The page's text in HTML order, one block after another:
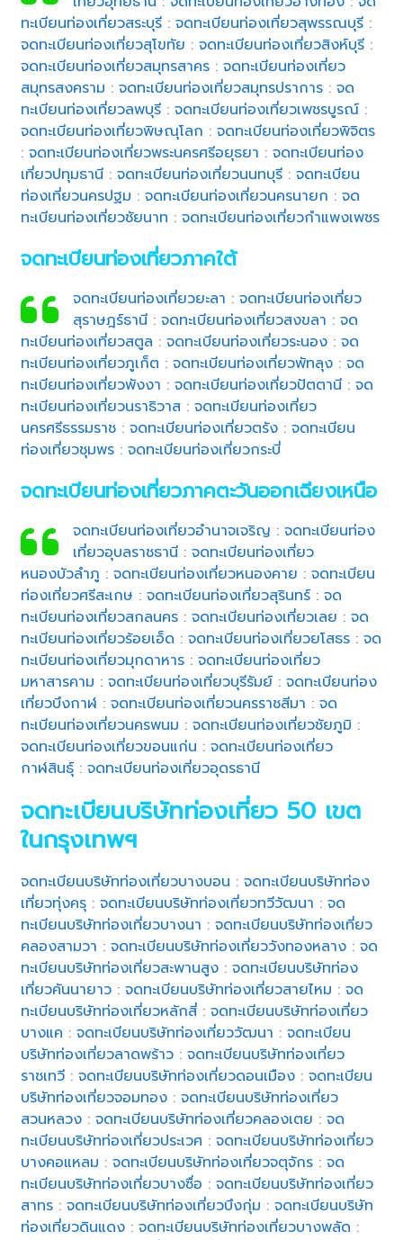
ทะเบียนท่องเที่ยวสระบุรี :จดทะเบียนท่องเที่ยวสุพรรณบุรี :
จดทะเบียนท่องเที่ยวสุโขทัย :จดทะเบียนท่องเที่ยวสิงห์บุรี :
จดทะเบียนท่องเที่ยวสมุทรสาคร :จดทะเบียนท่องเที่ยว
สมุทรสงคราม :จดทะเบียนท่องเที่ยวสมุทรปราการ :จด
ทะเบียนท่องเที่ยวลพบุรี :จดทะเบียนท่องเที่ยวเพชรบูรณ์ :
จดทะเบียนท่องเที่ยวพิษณุโลก :จดทะเบียนท่องเที่ยวพิจิตร
:จดทะเบียนท่องเที่ยวพระนครศรีอยุธยา :จดทะเบียนท่อง
เที่ยวปทุมธานี :จดทะเบียนท่องเที่ยวนนทบุรี :จดทะเบียน
ท่องเที่ยวนครปฐม :จดทะเบียนท่องเที่ยวนครนายก :จด
ทะเบียนท่องเที่ยวชัยนาท :จดทะเบียนท่องเที่ยวกำแพงเพชร
จดทะเบียนท่องเที่ยวภาคใต้
จดทะเบียนท่องเที่ยวยะลา : จดทะเบียนท่องเที่ยว
สุราษฎร์ธานี: จดทะเบียนท่องเที่ยวสงขลา : จด
ทะเบียนท่องเที่ยวสตูล :จดทะเบียนท่องเที่ยวระนอง :จด
ทะเบียนท่องเที่ยวภูเก็ต :จดทะเบียนท่องเที่ยวพัทลุง :จด
ทะเบียนท่องเที่ยวพังงา :จดทะเบียนท่องเที่ยวปัตตานี :จด
ทะเบียนท่องเที่ยวนราธิวาส :จดทะเบียนท่องเที่ยว
นครศรีธรรมราช :จดทะเบียนท่องเที่ยวตรัง :จดทะเบียน
ท่องเที่ยวชุมพร :จดทะเบียนท่องเที่ยวกระบี่
จดทะเบียนท่องเที่ยวภาคตะวันออกเฉียงเหนือ
จดทะเบียนท่องเที่ยวอำนาจเจริญ : จดทะเบียนท่อง
เที่ยวอุบลราชธานี: จดทะเบียนท่องเที่ยว
หนองบัวลำภู :จดทะเบียนท่องเที่ยวหนองคาย :จดทะเบียน
ท่องเที่ยวศรีสะเกษ :จดทะเบียนท่องเที่ยวสุรินทร์ :จด
ทะเบียนท่องเที่ยวสกลนคร :จดทะเบียนท่องเที่ยวเลย :จด
ทะเบียนท่องเที่ยวร้อยเอ็ด :จดทะเบียนท่องเที่ยวยโสธร :จด
ทะเบียนท่องเที่ยวมุกดาหาร :จดทะเบียนท่องเที่ยว
มหาสารคาม :จดทะเบียนท่องเที่ยวบุรีรัมย์ :จดทะเบียนท่อง
เที่ยวบึงกาฬ :จดทะเบียนท่องเที่ยวนครราชสีมา :จด
ทะเบียนท่องเที่ยวนครพนม :จดทะเบียนท่องเที่ยวชัยภูมิ :
จดทะเบียนท่องเที่ยวขอนแก่น :จดทะเบียนท่องเที่ยว
กาฬสินธุ์ :จดทะเบียนท่องเที่ยวอุดรธานี
จดทะเบียนบริษัทท่องเที่ยว 50 เขต
ในกรุงเทพฯ
จดทะเบียนบริษัทท่องเที่ยวบางบอน :จดทะเบียนบริษัทท่อง
เที่ยวทุ่งครุ :จดทะเบียนบริษัทท่องเที่ยวทวีวัฒนา :จด
ทะเบียนบริษัทท่องเที่ยวบางนา :จดทะเบียนบริษัทท่องเที่ยว
คลองสามวา :จดทะเบียนบริษัทท่องเที่ยววังทองหลาง :จด
ทะเบียนบริษัทท่องเที่ยวสะพานสูง :จดทะเบียนบริษัทท่อง
เที่ยวคันนายาว :จดทะเบียนบริษัทท่องเที่ยวสายไหม :จด
ทะเบียนบริษัทท่องเที่ยวหลักสี่ :จดทะเบียนบริษัทท่องเที่ยว
บางแค :จดทะเบียนบริษัทท่องเที่ยววัฒนา :จดทะเบียน
บริษัทท่องเที่ยวลาดพร้าว :จดทะเบียนบริษัทท่องเที่ยว
ราชเทวี :จดทะเบียนบริษัทท่องเที่ยวดอนเมือง :จดทะเบียน
บริษัทท่องเที่ยวจอมทอง :จดทะเบียนบริษัทท่องเที่ยว
สวนหลวง :จดทะเบียนบริษัทท่องเที่ยวคลองเตย :จด
ทะเบียนบริษัทท่องเที่ยวประเวศ :จดทะเบียนบริษัทท่องเที่ยว
บางคอแหลม :จดทะเบียนบริษัทท่องเที่ยวจตุจักร :จด
ทะเบียนบริษัทท่องเที่ยวบางซื่อ :จดทะเบียนบริษัทท่องเที่ยว
สาทร :จดทะเบียนบริษัทท่องเที่ยวบึงกุ่ม :จดทะเบียนบริษัท
ท่องเที่ยวดินแดง :จดทะเบียนบริษัทท่องเที่ยวบางพลัด :